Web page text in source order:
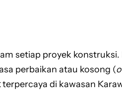
setiap proyek
perbaikan atau kosong (
terpercaya di kawasan